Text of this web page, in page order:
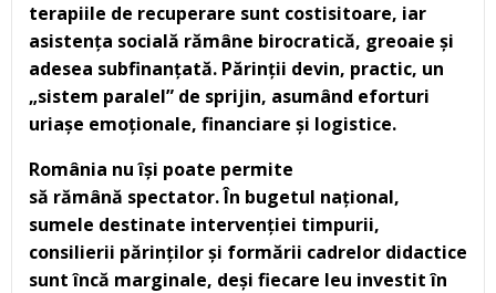
terapiile de recuperare sunt costisitoare, iar
asistența socială rămâne birocratică, greoaie și
adesea subfinanțată. Părinții devin, practic, un
„sistem paralel” de sprijin, asumând eforturi
uriașe emoționale, financiare și logistice.
România nu își poate permite
să rămână spectator. În bugetul național,
sumele destinate intervenției timpurii,
consilierii părinților și formării cadrelor didactice
sunt încă marginale, deși fiecare leu investit în